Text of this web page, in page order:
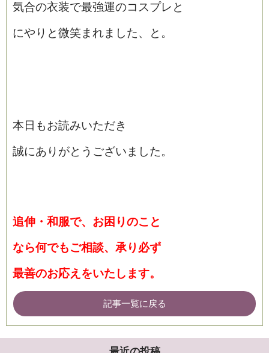
気合の衣装で最強運のコスプレと
にやりと微笑まれました、と。
本日もお読みいただき
誠にありがとうございました。
追伸・和服で、お困りのこと
なら何でもご相談、承り必ず
最善のお応えをいたします。
記事一覧に戻る